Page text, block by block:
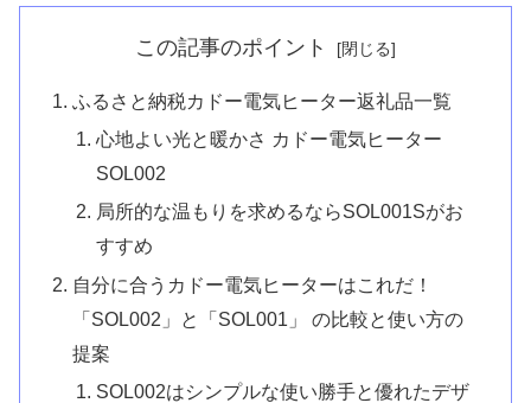
この記事のポイント
ふるさと納税カドー電気ヒーター返礼品一覧
心地よい光と暖かさ カドー電気ヒーター
SOL002
局所的な温もりを求めるならSOL001Sがお
すすめ
自分に合うカドー電気ヒーターはこれだ！
「SOL002」と「SOL001」 の比較と使い方の
提案
SOL002はシンプルな使い勝手と優れたデザ